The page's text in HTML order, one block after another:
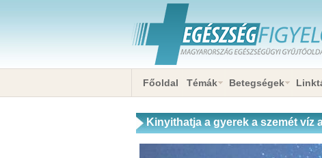
Főoldal Témák Betegségek
Kinyithatja a gyerek a szemét víz